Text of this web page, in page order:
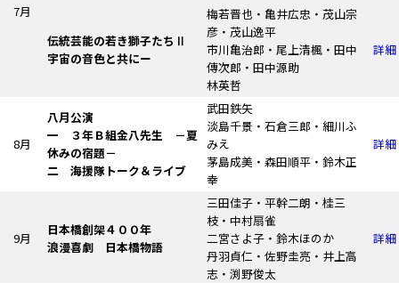
7月
伝統芸能の若き獅子たちⅡ
宇宙の音色と共にー
梅若晋也・亀井広忠・茂山宗
彦・茂山逸平
市川亀治郎・尾上清楓・田中
傳次郎・田中源助
林英哲
詳細
8月
八月公演
一 ３年Ｂ組金八先生
－夏
休みの宿題－
二 海援隊トーク＆ライブ
武田鉄矢
淡島千景・石倉三郎・細川ふ
みえ
茅島成美・森田順平・鈴木正
幸
詳細
9月
日本橋創架４００年
浪漫喜劇 日本橋物語
三田佳子・平幹二朗・桂三
枝・中村扇雀
二宮さよ子・鈴木ほのか
丹羽貞仁・佐野圭亮・井上高
志・渕野俊太
詳細